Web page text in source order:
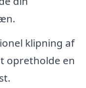
klipning af
opretholde en